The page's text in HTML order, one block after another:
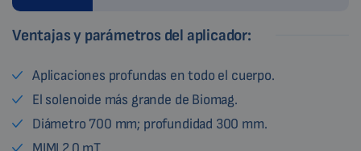
Ventajas y parámetros del aplicador:
Aplicaciones profundas en todo el cuerpo.
El solenoide más grande de Biomag.
Diámetro 700 mm; profundidad 300 mm.